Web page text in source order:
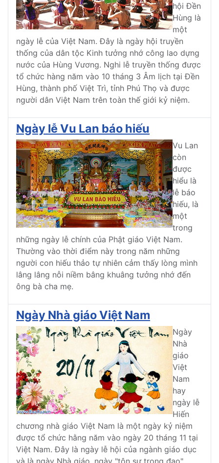
hội Đền
Hùng là
một
ngày lễ của Việt Nam. Đây là ngày hội truyền
thống của dân tộc Kinh tưởng nhớ công lao dựng
nước của Hùng Vương. Nghi lễ truyền thống được
tổ chức hàng năm vào 10 tháng 3 Âm lịch tại Đền
Hùng, thành phố Việt Trì, tỉnh Phú Thọ và được
người dân Việt Nam trên toàn thế giới kỷ niệm.
Ngày lễ Vu Lan báo hiếu
Vu Lan
còn
được
hiểu là
lễ báo
hiếu, là
một
trong
những ngày lễ chính của Phật giáo Việt Nam.
Thường vào thời điểm này trong năm những
người con hiếu thảo tự nhiên cảm thấy lòng mình
lâng lâng nỗi niềm bâng khuâng tưởng nhớ đến
ông bà cha mẹ.
Ngày Nhà giáo Việt Nam
Ngày
Nhà
giáo
Việt
Nam
hay
ngày lễ
Hiến
chương nhà giáo Việt Nam là một ngày kỷ niệm
được tổ chức hằng năm vào ngày 20 tháng 11 tại
Việt Nam. Đây là ngày lễ hội của ngành giáo dục